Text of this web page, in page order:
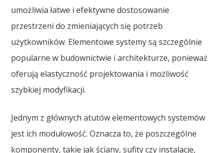
umożliwia łatwe i efektywne dostosowanie
przestrzeni do zmieniających się potrzeb
użytkowników. Elementowe systemy są szczególnie
popularne w budownictwie i architekturze, ponieważ
oferują elastyczność projektowania i możliwość
szybkiej modyfikacji.
Jednym z głównych atutów elementowych systemów
jest ich modułowość. Oznacza to, że poszczególne
komponenty, takie jak ściany, sufity czy instalacje,